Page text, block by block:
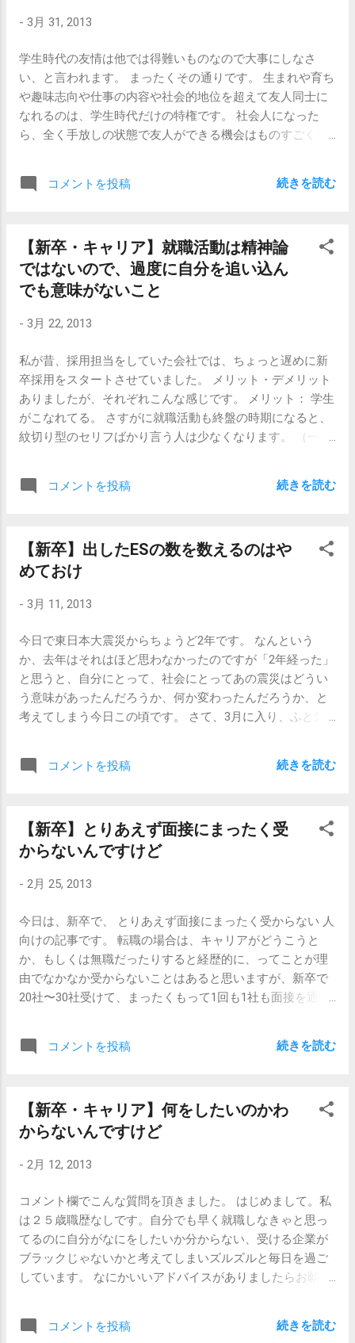
産になるはずです。 まあしかし、 「根性と自信が欲しいか
ら、まだ辞めない」と思うような人は、既にそれなりに根
性があると思われるので、この記事を読んで踏みとどまる
ってことはないかもしれませんが。 【関連記事】 【第2新
卒】4月中に退職する新卒さん 【第2新卒】第二新卒として
転職活動するときの心がけ
る？」「絶対来る？」「他に内定が出ても来る？」のかど
だけなのか、それとも本当にうちの会社で働きたいのか確
認。 1、の志望度チェックとほとんど同じ意味ですが、 も
うちょっと色々探っています。 応募者にとっても、第一希
望、第二希望…滑り止めがあるのと同様に、企業側にも、A
ランク人材、Bランク人材、…滑り止め人材があります。配
業も多いですが、それほど規模の大きくない企業の場合は
ころだろ。」 とツッコミながらも、書類に「他社で内定が
取れなければ来るだろう。配属先にこだわりなし。どこで
もOK。」とメモしたりしているわけです。 3、ほのめかし
をされたら応募者としては嬉しいです。「お！採用してく
畜ではありませんので、このセリフを言っておいて面接後
に×印をつける可能性はほとんどありません。（ただし、内
定を約束しているわけでもありませんけど。） こうやって
内定をほのめかしておくと応募者が他の企業を受けるのを
牽制できるので、 早めに採用人数を確保したいが内定を確
- 3月 31, 2013
学生時代の友情は他では得難いものなので大事にしなさ
い、と言われます。 まったくその通りです。 生まれや育ち
や趣味志向や仕事の内容や社会的地位を超えて友人同士に
なれるのは、学生時代だけの特権です。 社会人になった
ら、全く手放しの状態で友人ができる機会はものすごく少
えて」の部分。 大事なことなので、もう一度太字で書いて
おきます。 社会人になったら友達はできなくなります。 こ
ら内定がもらえた自分。 そんなことから徐々に距離が離れ
始め、実際に働き始めるとお互いの環境の違いや仕事に対
する姿勢の違いでさらにその距離は遠のいて行きます。自
のに周囲の嫉妬や反感を買う事もあるでしょう。 まあしか
関係に戻ったりすることもあります。なんかちょっとやり
づらいな、と思う事があっても、縁は切らずに適度な距離
感を保っておくのがよろしでしょう。仕事の内容や社会的
地位を超えて仲良くできる相手がいるというのはいいもん
です。 そんなわけで、出会いと別れの季節ですが、就職戦
に自分のことに邁進してください。 ま、元々友人の少ない
私には縁のなかった話なんですが。 【関連記事】 【新卒】
コメントを投稿 続きを読む
【新卒・キャリア】就職活動は精神論
ではないので、過度に自分を追い込ん
でも意味がないこと
- 3月 22, 2013
私が昔、採用担当をしていた会社では、ちょっと遅めに新
卒採用をスタートさせていました。 メリット・デメリット
ありましたが、それぞれこんな感じです。 メリット： 学生
がこなれてる。 さすがに就職活動も終盤の時期になると、
紋切り型のセリフばかり言う人は少なくなります。 （一
っている のでやってこないこと。 それほど学生さんに人気
頃を狙ってやっていたのです。（そもそも超優秀な学生さ
んはうちを選ばないだろ、というある種のあきらめが前
す。 あとは、 落ちまくりすぎてプライドが傷ついて自信を
デメリットと言えるでしょうか。 こういう人は採用しな か
った です。 私は頑張ってるんですけど頑張ってるんですけ
ど、どうもダメなんです的な。 そこそこ忙しい会社だった
というのもあり、 こういう人は、自分ではどうにもできな
いストレスを抱えると心がポキっと折れてしまう可能性が
は採用したことあったんですけど、やっぱりぽきっとなっ
はあるのですが、就職してからなかなか成果が出せないの
も、やっぱりストレスがすごくかかる状況なのです。 就職
てからストレスがかかる状況になっても、やっぱり開け直
れないのです。人間、開きなおってるほうがいいんです
よ。（何も考えてないのはダメなんですけど。） ものすご
く意地悪ですが、こういう気配のする人には、あえて「も
し就職が決まらなかったらどうしますか」って聞いたりし
てました。 だから、自分を追い込む癖のある人はちょっと
注意してください。 追い込んだ結果、縮こまってしまって
って開...
コメントを投稿 続きを読む
【新卒】出したESの数を数えるのはや
めておけ
- 3月 11, 2013
今日で東日本大震災からちょうど2年です。 なんという
か、去年はそれはほど思わなかったのですが「2年経った」
と思うと、自分にとって、社会にとってあの震災はどうい
う意味があったんだろうか、何か変わったんだろうか、と
考えてしまう今日この頃です。 さて、3月に入り、ふと気
の中だるみ を迎えていらっしゃるのではないでしょうか。
もうすでに選考が順調、なんだったら内定出たよ、という
まだ行けてないよ…という方向けの記事です。 「もう20社
もES（エントリーシート）出したのに、全部お祈りだ
しょうがなくて手につかない…。」 「あと何社に応募すれ
職活動は確率論ではない ので、何社受ければ受かる、って
ものではありません。 出したESの数を数えるのは無意味な
ので、やめておきましょう。疲れるばかりです。 就職活動
では、10社に応募したら10社全部合格する人もいれば、
100社応募しても1社も合格しない人もいます。無情です
に開かれているわけではなくて、受かる人には受かるなり
の理由があるし、受からない人には受かる理由がないので
です。） ちょっとここで冷静に考えてみましょう。 1日に
何社分のESが書けますか。なんだかんだで時間と労力を使
望している業種は、いつ頃まで積極的に就職活動をやって
いますか。 書類応募の受付は、そろそろ締め切り始めてい
るところも多いんじゃないでしょうか。 そう考えてみる
と、3月中に新しくESを書いて応募できる企業はせいぜい
20社くらいなんじゃないでしょうか。 泣いても笑っても、
あと20社にしかESを送れないんだとすると、最もあなたを
採用する可能性の高そうな企業から攻めたほうがいいんじ
コメントを投稿 続きを読む
【新卒】とりあえず面接にまったく受
からないんですけど
- 2月 25, 2013
今日は、新卒で、 とりあえず面接にまったく受からない 人
向けの記事です。 転職の場合は、キャリアがどうこうと
か、もしくは無職だったりすると経歴的に、ってことが理
由でなかなか受からないことはあると思いますが、新卒で
20社〜30社受けて、まったくもって1回も1社も面接を通過
相手が聞こえるような音量で話す、とか基本的なことはち
の会社に入ったら、当社にはどんなメリットがあります
か？」（←ほぼ圧迫質問） 「えーと、私は大学ではサッカ
い） 「サークルのリーダーを任されていました」（←だか
努力して」（←あ、そう） 「私にリーダーをやってもらっ
てよかったと言われました。」（←どうせ嘘だろ） 「御社
でも、周囲の人に気持ちよく働いてもらえるよう努力しま
す。」（←最初にそれを言え。） みたいな。 「当社にどん
なメリットが？」っていうのは圧迫質問ですし、メリット
ツッコミたい気持ちがあったとしても、まあ面接の場です
コメントを投稿 続きを読む
【新卒・キャリア】何をしたいのかわ
からないんですけど
- 2月 12, 2013
コメント欄でこんな質問を頂きました。 はじめまして。私
は２５歳職歴なしです。自分でも早く就職しなきゃと思っ
てるのに自分がなにをしたいか分からない、受ける企業が
ブラックじゃないかと考えてしまいズルズルと毎日を過ご
しています。 なにかいいアドバイスがありましたらお願い
「何をした いの かわからない」 んですよね。 これってで
も、すごく普通なことのような気がします。「オレはこれ
コメントを投稿 続きを読む